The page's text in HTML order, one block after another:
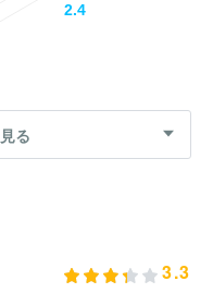
2.4
る
3.3